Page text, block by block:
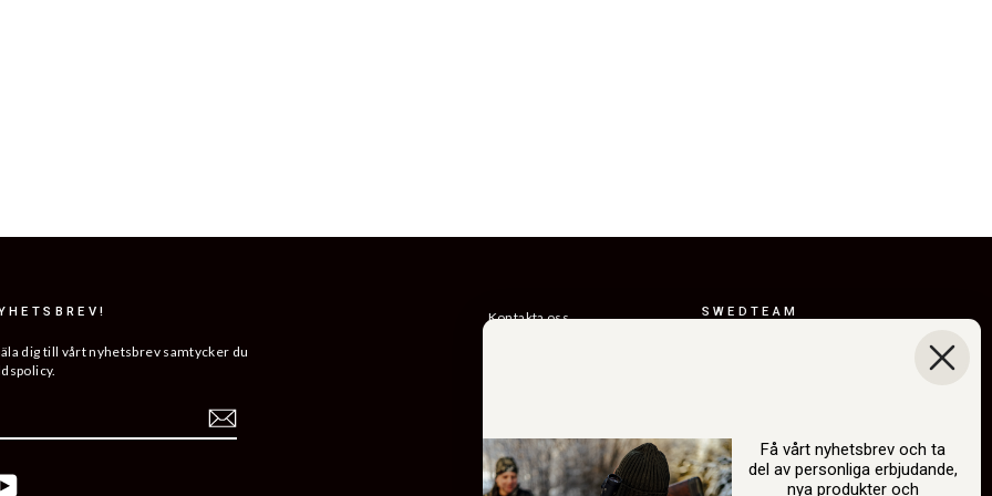
dig till vårt nyhetsbrev samtycker du
YouTube
Kontakta oss
Vår berättelse
Katalog
SWEDTEAM
3268
info@swedteam.se
Få vårt nyhetsbrev och ta
del av personliga erbjudande,
nya produkter och